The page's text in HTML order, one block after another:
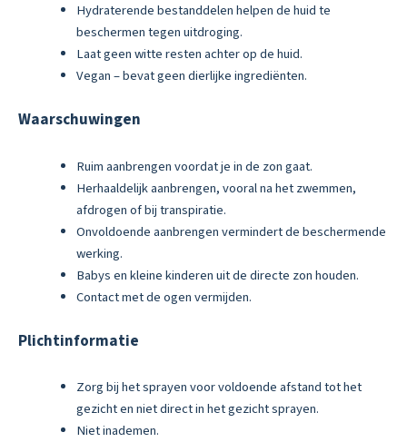
Hydraterende bestanddelen helpen de huid te
beschermen tegen uitdroging.
Laat geen witte resten achter op de huid.
Vegan – bevat geen dierlijke ingrediënten.
Waarschuwingen
Ruim aanbrengen voordat je in de zon gaat.
Herhaaldelijk aanbrengen, vooral na het zwemmen,
afdrogen of bij transpiratie.
Onvoldoende aanbrengen vermindert de beschermende
werking.
Babys en kleine kinderen uit de directe zon houden.
Contact met de ogen vermijden.
Plichtinformatie
Zorg bij het sprayen voor voldoende afstand tot het
gezicht en niet direct in het gezicht sprayen.
Niet inademen.